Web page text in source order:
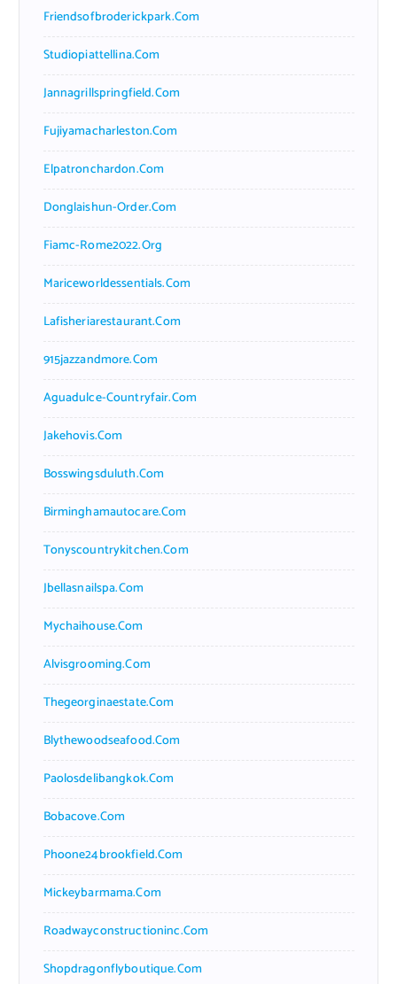
Friendsofbroderickpark.com
Studiopiattellina.com
Jannagrillspringfield.com
Fujiyamacharleston.com
Elpatronchardon.com
Donglaishun-Order.com
Fiamc-Rome2022.org
Mariceworldessentials.com
Lafisheriarestaurant.com
915jazzandmore.com
Aguadulce-Countryfair.com
Jakehovis.com
Bosswingsduluth.com
Birminghamautocare.com
Tonyscountrykitchen.com
Jbellasnailspa.com
Mychaihouse.com
Alvisgrooming.com
Thegeorginaestate.com
Blythewoodseafood.com
Paolosdelibangkok.com
Bobacove.com
Phoone24brookfield.com
Mickeybarmama.com
Roadwayconstructioninc.com
Shopdragonflyboutique.com